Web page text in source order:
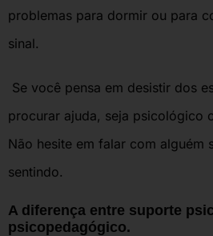
problemas para dormir ou para
sinal.
Se você pensa em desistir dos
procurar ajuda, seja psicológico
Não hesite em falar com alguém
sentindo.
A diferença entre suporte
psicopedagógico.